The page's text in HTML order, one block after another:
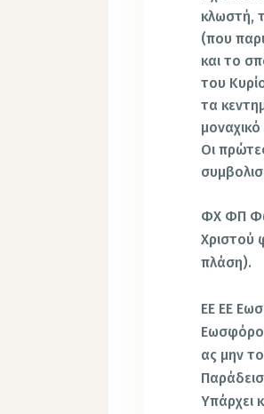
κλωστή,
(που
και το
του
τα
Οι
ΦΧ ΦΠ
Χριστού
πλάση).
ΕΕ ΕΕ
ας μην
Υπάρχει